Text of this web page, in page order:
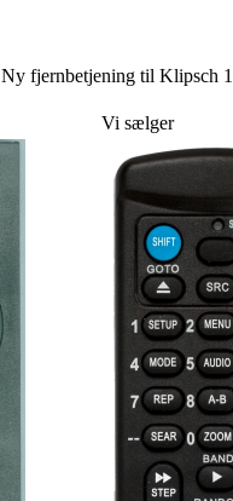
Ny fjernbetjening til Klipsch
Vi sælger